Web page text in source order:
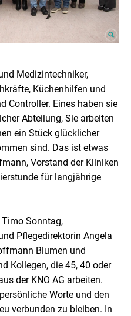
Medizintechniker,
Küchenhilfen und
Controller. Eines haben sie
Abteilung, Sie arbeiten
ein Stück glücklicher
sind. Das ist etwas
Vorstand der Kliniken
für langjährige
Sonntag,
Pflegedirektorin Angela
Blumen und
Kollegen, die 45, 40 oder
der KNO AG arbeiten.
Worte und den
verbunden zu bleiben. In